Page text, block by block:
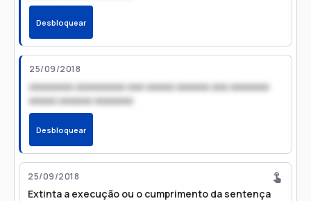
Desbloquear
25/09/2018
xxxxxxxx xxxxxxxxx xxx xxxxx xxxxxx xxx xxxxxxx
xxxxx xxxxxx xxxxxxx
Desbloquear
25/09/2018
Extinta a execução ou o cumprimento da sentença